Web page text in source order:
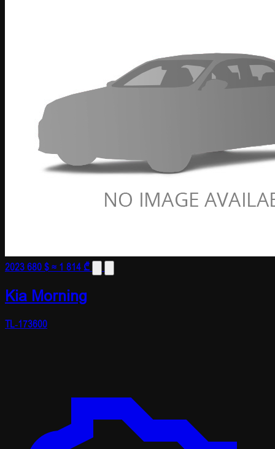
2023680 $≈ 1 814 ₾
Kia Morning
TL-173600